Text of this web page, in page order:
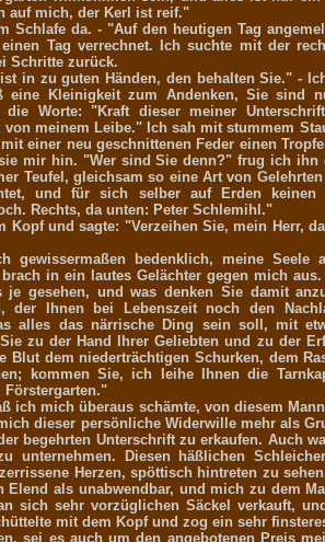
auf mich, der Kerl ist reif."
Schlafe da. - "Auf den heutigen Tag
Tag verrechnet. Ich suchte mit der
Schritte zurück.
in zu guten Händen, den behalten Sie." -
eine Kleinigkeit zum Andenken, Sie sind
die Worte: "Kraft dieser meiner
meinem Leibe." Ich sah mit stummem
einer neu geschnittenen Feder einen
mir hin. "Wer sind Sie denn?" frug ich
Teufel, gleichsam so eine Art von
und für sich selber auf Erden
Rechts, da unten: Peter Schlemihl."
Kopf und sagte: "Verzeihen Sie, mein Herr,
gewissermaßen bedenklich, meine
in ein lautes Gelächter gegen mich
je gesehen, und was denken Sie damit
der Ihnen bei Lebenszeit noch den
alles das närrische Ding sein soll, mit
zu der Hand Ihrer Geliebten und zu der
Blut dem niederträchtigen Schurken, dem
kommen Sie, ich leihe Ihnen die
Förstergarten."
ich mich überaus schämte, von diesem
dieser persönliche Widerwille mehr als
begehrten Unterschrift zu erkaufen. Auch
unternehmen. Diesen häßlichen
Herzen, spöttisch hintreten zu
Elend als unabwendbar, und mich zu dem
sich sehr vorzüglichen Säckel verkauft,
mit dem Kopf und zog ein sehr
sei es auch um den angebotenen Preis